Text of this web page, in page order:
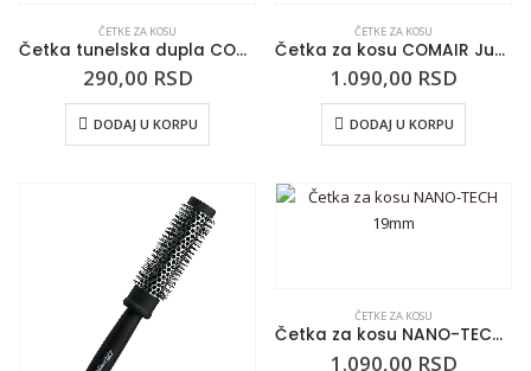
ČETKE ZA KOSU
Četka tunelska dupla COMAIR plava
290,00 RSD
DODAJ U KORPU
ČETKE ZA KOSU
Četka za kosu COMAIR Jumbo
1.090,00 RSD
DODAJ U KORPU
ČETKE ZA KOSU
Četka za kosu NANO-TECH 19mm
1.090,00 RSD